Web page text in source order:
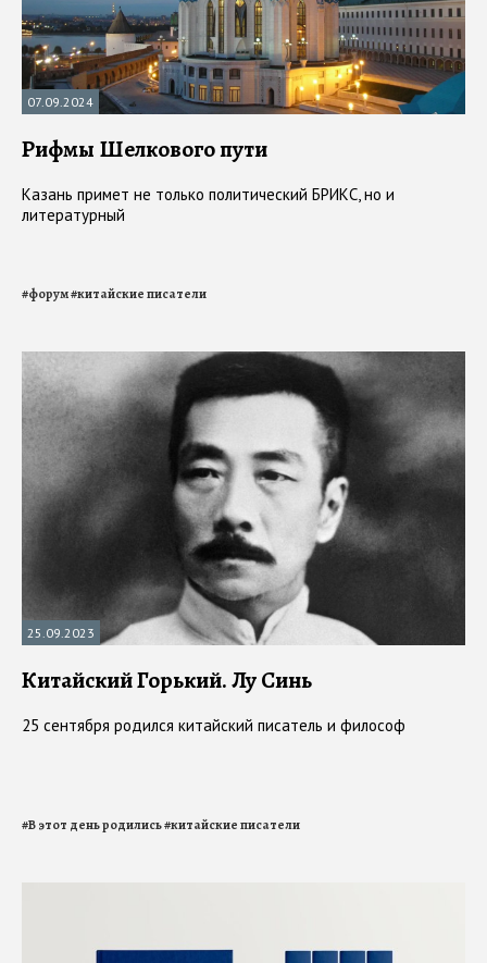
07.09.2024
Рифмы Шелкового пути
Казань примет не только политический БРИКС, но и
литературный
#форум#китайские писатели
25.09.2023
Китайский Горький. Лу Синь
25 сентября родился китайский писатель и философ
#В этот день родились#китайские писатели